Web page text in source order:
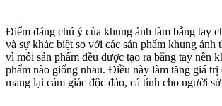
Điểm đáng chú ý của khung ảnh làm bằng tay
và sự khác biệt so với các sản phẩm khung ảnh
vì mỗi sản phẩm đều được tạo ra bằng tay nên
phẩm nào giống nhau. Điều này làm tăng giá trị
mang lại cảm giác độc đáo, cá tính cho người